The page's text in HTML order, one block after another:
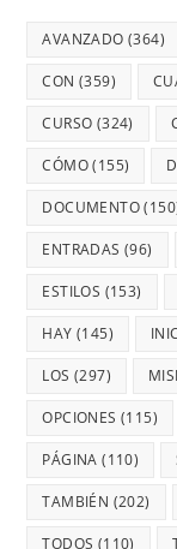
AVANZADO (364)
CON (359)
CURSO (324)
CÓMO(155)
DOCUMENTO
ENTRADAS (96)
ESTILOS (153)
HAY (145)
LOS (297)
OPCIONES (115)
PÁGINA (110)
TAMBIÉN (202)
TODOS (110)